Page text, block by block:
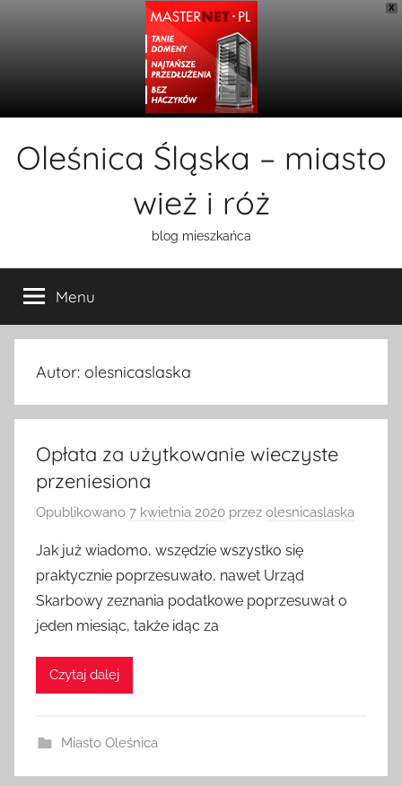
X
Oleśnica Śląska – miasto
wież i róż
blog mieszkańca
Menu
Autor: olesnicaslaska
Opłata za użytkowanie wieczyste
przeniesiona
Opublikowano 7 kwietnia 2020 przez olesnicaslaska
Jak już wiadomo, wszędzie wszystko się
praktycznie poprzesuwało, nawet Urząd
Skarbowy zeznania podatkowe poprzesuwał o
jeden miesiąc, także idąc za
Czytaj dalej
Miasto Oleśnica